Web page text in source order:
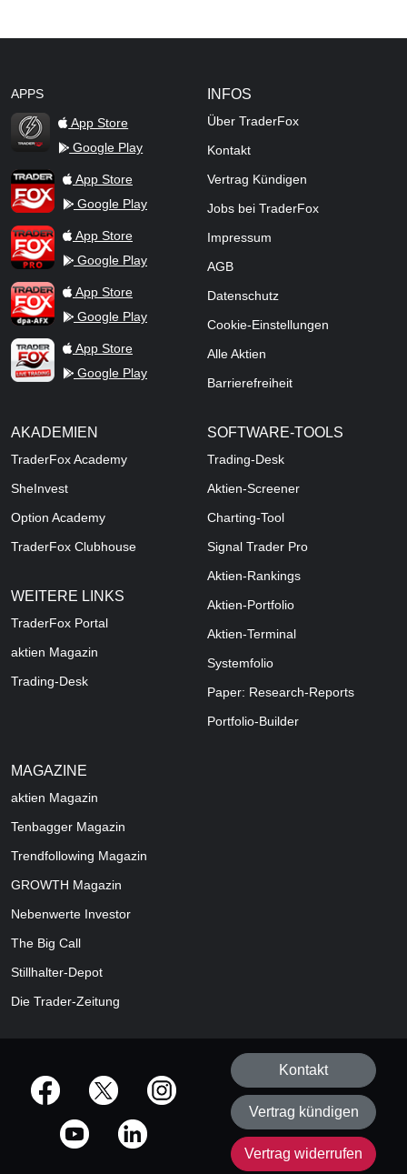
APPS
TraderFox Flash
App Store
Google Play
TraderFox AppApp Store
Google Play
TraderFox ProApp Store
Google Play
TraderFox dpa-AFX ProFeed
App Store
Google Play
TraderFox Live Trading
App Store
Google Play
INFOS
Über TraderFox
Kontakt
Vertrag Kündigen
Jobs bei TraderFox
Impressum
AGB
Datenschutz
Cookie-Einstellungen
Alle Aktien
Barrierefreiheit
AKADEMIEN
TraderFox Academy
SheInvest
Option Academy
TraderFox Clubhouse
WEITERE LINKS
TraderFox Portal
aktien Magazin
Trading-Desk
SOFTWARE-TOOLS
Trading-Desk
Aktien-Screener
Charting-Tool
Signal Trader Pro
Aktien-Rankings
Aktien-Portfolio
Aktien-Terminal
Systemfolio
Paper: Research-Reports
Portfolio-Builder
MAGAZINE
aktien Magazin
Tenbagger Magazin
Trendfollowing Magazin
GROWTH Magazin
Nebenwerte Investor
The Big Call
Stillhalter-Depot
Die Trader-Zeitung
offizielle Social Media-Accounts
Kontakt
Vertrag kündigen
Vertrag widerrufen